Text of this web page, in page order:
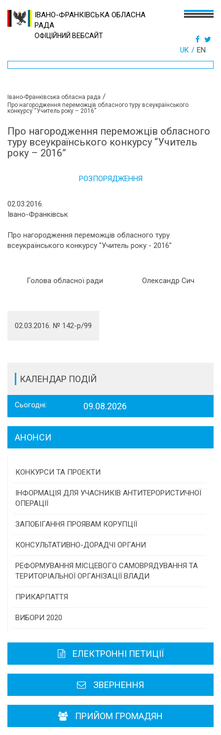
ІВАНО-ФРАНКІВСЬКА ОБЛАСНА
РАДА
ОФІЦІЙНИЙ ВЕБСАЙТ
UK EN
Івано-Франківська обласна рада /
Про нагородження переможців обласного туру всеукраїнського
конкурсу “Учитель року – 2016”
Про нагородження переможців обласного
туру всеукраїнського конкурсу “Учитель
року – 2016”
РОЗПОРЯДЖЕННЯ
02.03.2016.
Івано-Франківськ
Про нагородження переможців обласного туру
всеукраїнського конкурсу "Учитель року - 2016"
Голова обласної ради Олександр Сич
02.03.2016. № 142-р/99
КАЛЕНДАР ПОДІЙ
Сьогодні: 09.08.2026
АНОНСИ
КОНКУРСИ ТА ПРОЕКТИ
Конкурс проектів та програм місцевого
самоврядування
Конкурс інститутів громадянського суспільства
Програми/конкурси МТД
ІНФОРМАЦІЯ ДЛЯ УЧАСНИКІВ АНТИТЕРОРИСТИЧНОЇ
ОПЕРАЦІЇ
ЗАПОБІГАННЯ ПРОЯВАМ КОРУПЦІЇ
КОНСУЛЬТАТИВНО-ДОРАДЧІ ОРГАНИ
Консультативна рада
РЕФОРМУВАННЯ МІСЦЕВОГО САМОВРЯДУВАННЯ ТА
ТЕРИТОРІАЛЬНОЇ ОРГАНІЗАЦІЇ ВЛАДИ
ПРИКАРПАТТЯ
Історична довідка
Районні, міські ради
ВИБОРИ 2020
ЕЛЕКТРОННІ ПЕТИЦІЇ
ЗВЕРНЕННЯ
ПРИЙОМ ГРОМАДЯН